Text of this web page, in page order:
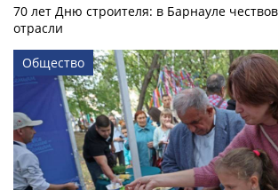
70 лет Дню строителя: в Барнауле
отрасли
Общество